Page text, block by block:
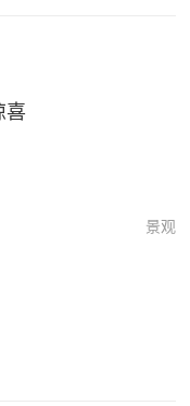
喜
景观